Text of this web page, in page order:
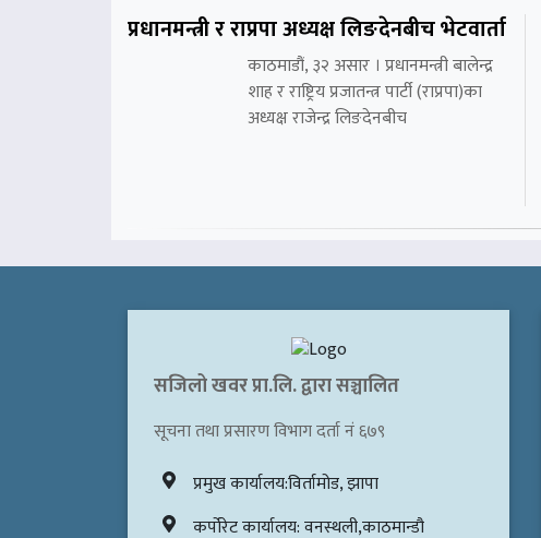
प्रधानमन्त्री र राप्रपा अध्यक्ष लिङदेनबीच भेटवार्ता
काठमाडौं, ३२ असार । प्रधानमन्त्री बालेन्द्र
शाह र राष्ट्रिय प्रजातन्त्र पार्टी (राप्रपा)का
अध्यक्ष राजेन्द्र लिङदेनबीच
सजिलो खवर प्रा.लि. द्वारा सञ्चालित
सूचना तथा प्रसारण विभाग दर्ता नं ६७९
प्रमुख कार्यालय:विर्तामोड, झापा
कर्पोरेट कार्यालय: वनस्थली,काठमान्डौ